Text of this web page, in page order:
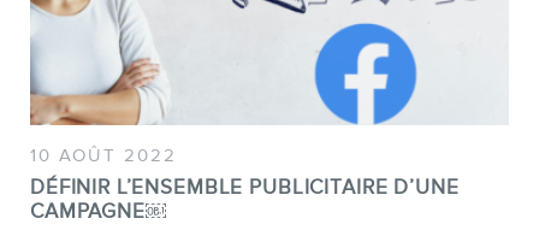
10 AOÛT 2022
DÉFINIR L’ENSEMBLE PUBLICITAIRE D’UNE
CAMPAGNE￼